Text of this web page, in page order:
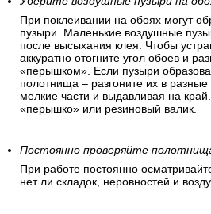
Обойные стыки должны быть
клея затем выдавливается
губкой. Если вы все сделали верно,
идеальный стык.
Уберите воздушные пузыри на
При поклеивании на обоях могут
пузыри. Маленькие воздушные
аккуратно отогните угол обоев и
«перышком». Если пузыри
полотнища – разгоните их в
мелкие части и выдавливая на край.